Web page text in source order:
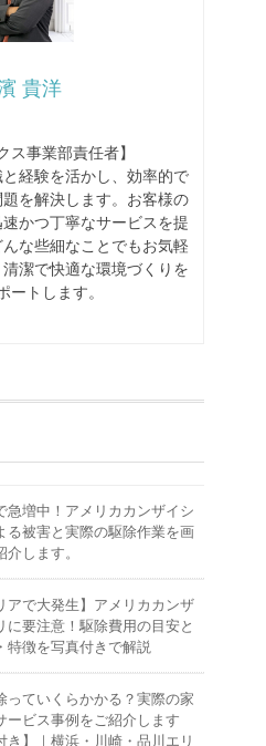
貴洋
ス事業部責任者】
経験を活かし、効率的で
を解決します。お客様の
かつ丁寧なサービスを提
な些細なことでもお気軽
潔で快適な環境づくりを
ートします。
急増中！アメリカカンザイシ
る被害と実際の駆除作業を画
します。
アで大発生】アメリカカンザ
に要注意！駆除費用の目安と
特徴を写真付きで解説
っていくらかかる？実際の家
ービス事例をご紹介します
き】｜横浜・川崎・品川エリ